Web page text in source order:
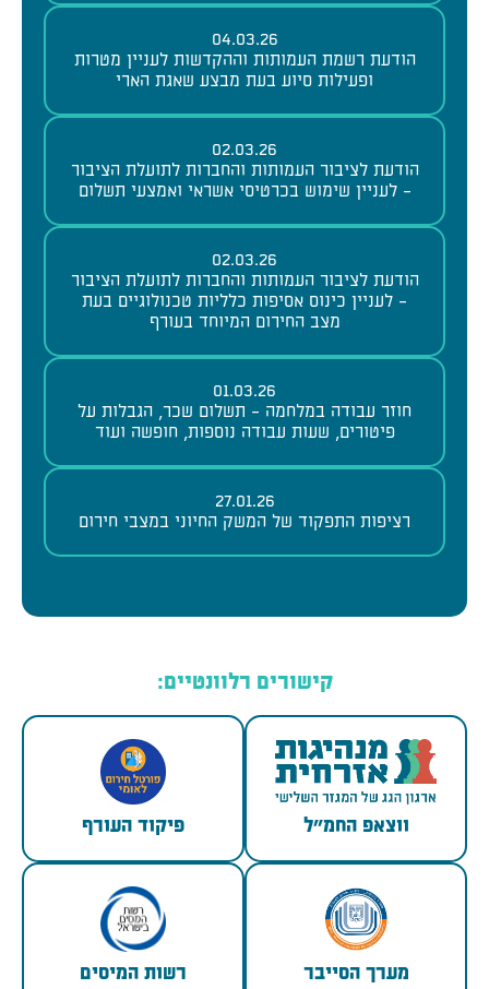
04.03.26
הודעת רשמת העמותות וההקדשות לעניין מטרות
ופעילות סיוע בעת מבצע שאגת הארי
02.03.26
הודעת לציבור העמותות והחברות לתועלת הציבור
- לעניין שימוש בכרטיסי אשראי ואמצעי תשלום
02.03.26
הודעת לציבור העמותות והחברות לתועלת הציבור
- לעניין כינוס אסיפות כלליות טכנולוגיים בעת
מצב החירום המיוחד בעורף
01.03.26
חוזר עבודה במלחמה - תשלום שכר, הגבלות על
פיטורים, שעות עבודה נוספות, חופשה ועוד
27.01.26
רציפות התפקוד של המשק החיוני במצבי חירום
קישורים רלוונטיים:
ווצאפ החמ"ל פיקוד העורף
מערך הסייבר רשות המיסים